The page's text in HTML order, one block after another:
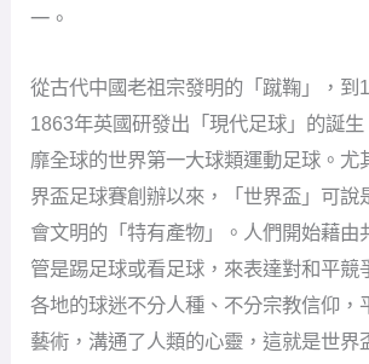
一。
從古代中國老祖宗發明的「蹴鞠」，到
1863年英國研發出「現代足球」的誕
靡全球的世界第一大球類運動足球。尤
界盃足球賽創辦以來，「世界盃」可說
會文明的「特有產物」。人們開始藉由
管是踢足球或看足球，來表達對和平競
各地的球迷不分人種、不分宗教信仰，
藝術，溝通了人類的心靈，這就是世界